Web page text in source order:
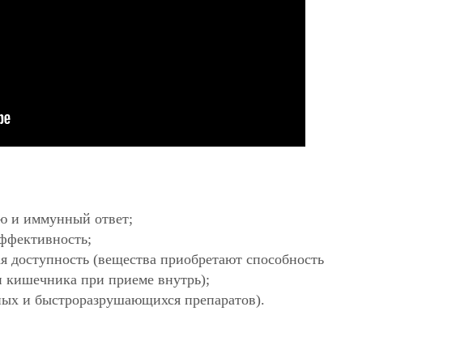
и иммунный ответ;
доступность (вещества приобретают способность
кишечника при приеме внутрь);
и быстроразрушающихся препаратов).